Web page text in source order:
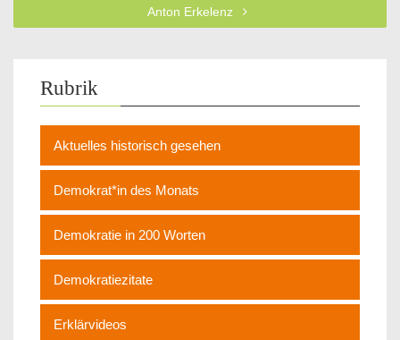
Anton Erkelenz
Rubrik
Aktuelles historisch gesehen
Demokrat*in des Monats
Demokratie in 200 Worten
Demokratiezitate
Erklärvideos